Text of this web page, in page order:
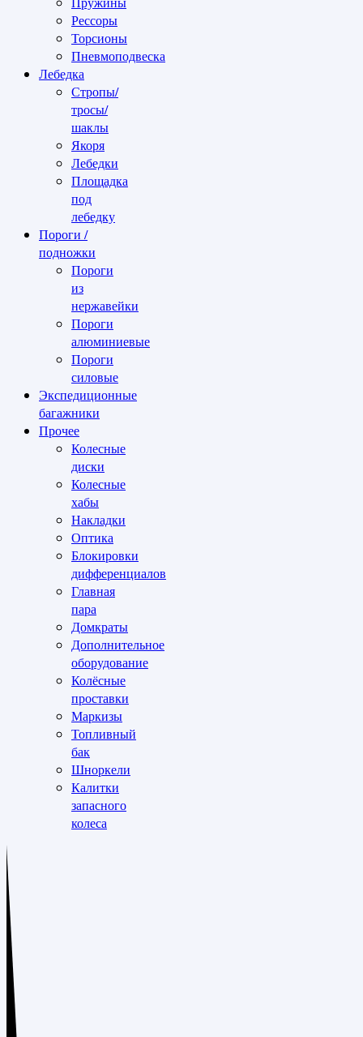
Рессоры
Торсионы
Пневмоподвеска
Лебедка
Стропы/
тросы/
шаклы
Якоря
Лебедки
Площадка
под
лебедку
Пороги /
подножки
Пороги
из
нержавейки
Пороги
алюминиевые
Пороги
силовые
Экспедиционные
багажники
Прочее
Колесные
диски
Колесные
хабы
Накладки
Оптика
Блокировки
дифференциалов
Главная
пара
Домкраты
Дополнительное
оборудование
Колёсные
проставки
Маркизы
Топливный
бак
Шноркели
Калитки
запасного
колеса